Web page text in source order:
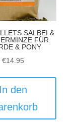
SALBEI &
FÜR
& PONY
€14.95
In den